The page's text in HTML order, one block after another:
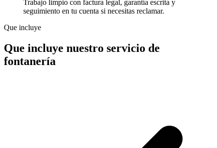
Trabajo limpio con factura legal, garantía escrita y
seguimiento en tu cuenta si necesitas reclamar.
Que incluye
Que incluye nuestro servicio de
fontanería